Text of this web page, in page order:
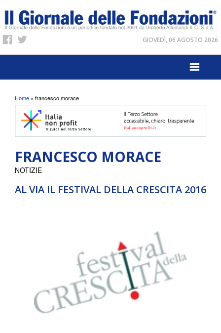
GIOVEDÌ, 06 AGOSTO 2026
Tu sei qui
Home » francesco morace
FRANCESCO MORACE
AL VIA IL FESTIVAL DELLA CRESCITA 2016
NOTIZIE